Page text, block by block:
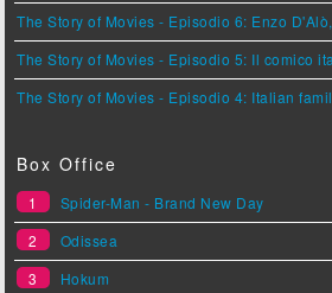
The Story of Movies - Episodio 6: Enzo
The Story of Movies - Episodio 5: Il comico
The Story of Movies - Episodio 4: Italian
Box Office
1
Spider-Man - Brand New Day
2
Odissea
3
Hokum